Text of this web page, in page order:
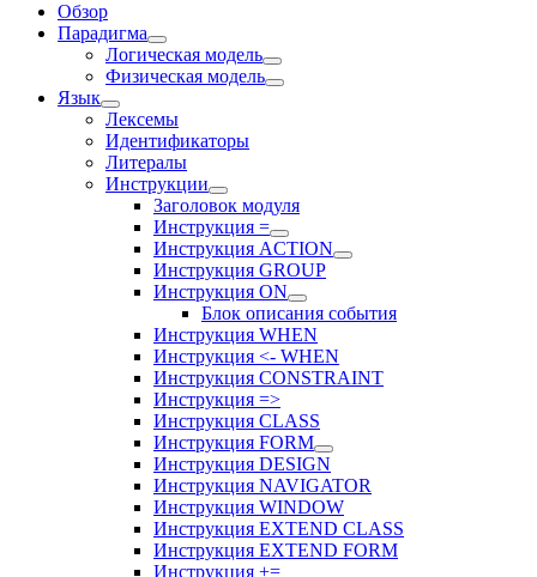
Обзор
Парадигма
Логическая модель
Физическая модель
Язык
Лексемы
Идентификаторы
Литералы
Инструкции
Заголовок модуля
Инструкция =
Инструкция ACTION
Инструкция GROUP
Инструкция ON
Блок описания события
Инструкция WHEN
Инструкция <- WHEN
Инструкция CONSTRAINT
Инструкция =>
Инструкция CLASS
Инструкция FORM
Инструкция DESIGN
Инструкция NAVIGATOR
Инструкция WINDOW
Инструкция EXTEND CLASS
Инструкция EXTEND FORM
Инструкция +=